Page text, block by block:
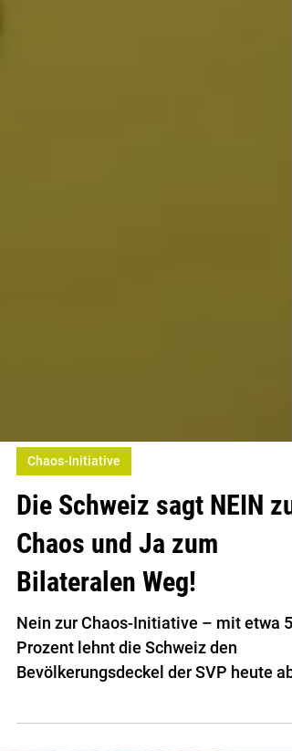
Chaos-Initiative
Die Schweiz sagt NEIN zu
Chaos und Ja zum
Bilateralen Weg!
Nein zur Chaos-Initiative – mit etwa 55
Prozent lehnt die Schweiz den